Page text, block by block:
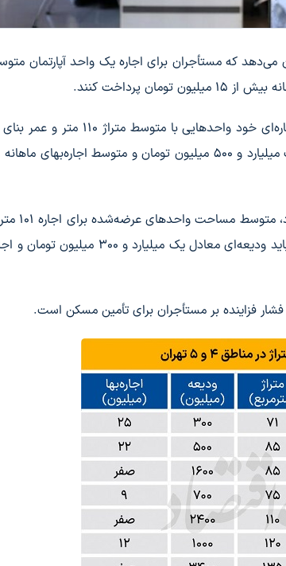
عرضه‌شده به بازار اجاره در هفته پایانی بهمن‌ماه ۱۴۰۴ نشان می‌دهد که مستأجران برای اجاره یک واحد آپارتمان
در منطقه ۵ نیز که منطقه‌ای متوسط‌نشین در غرب پایتخت
عمر بنای آنها ۱۱ سال است. متقاضیان اجاره در این منطقه به طور متوسط باید ودیعه‌ای معادل یک میلیارد و ۳۰۰
فزاینده بر مستأجران برای تأمین مسکن است.